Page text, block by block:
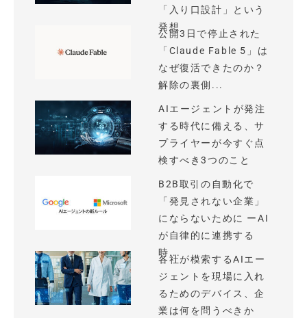
「入り口設計」という
発想
公開3日で停止された
「Claude Fable 5」は
なぜ復活できたのか？
解除の裏側...
AIエージェントが発注
する時代に備える、サ
プライヤーが今すぐ点
検すべき3つのこと
B2B取引の自動化で
「発見されない企業」
にならないために ーAI
が自律的に連携する
時...
各社が模索するAIエー
ジェントを現場に入れ
るためのデバイス、企
業は何を問うべきか